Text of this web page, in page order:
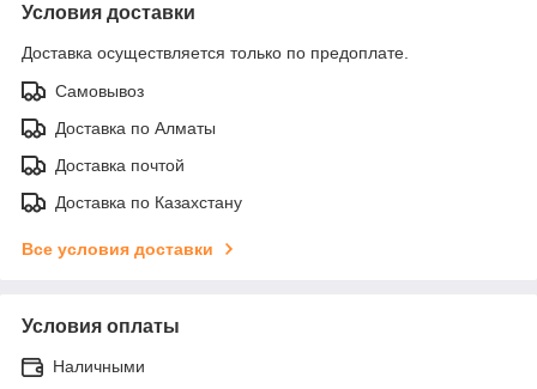
Условия доставки
Доставка осуществляется только по предоплате.
Самовывоз
Доставка по Алматы
Доставка почтой
Доставка по Казахстану
Все условия доставки
Условия оплаты
Наличными